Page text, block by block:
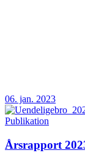
06. jan. 2023
Publikation
Årsrapport